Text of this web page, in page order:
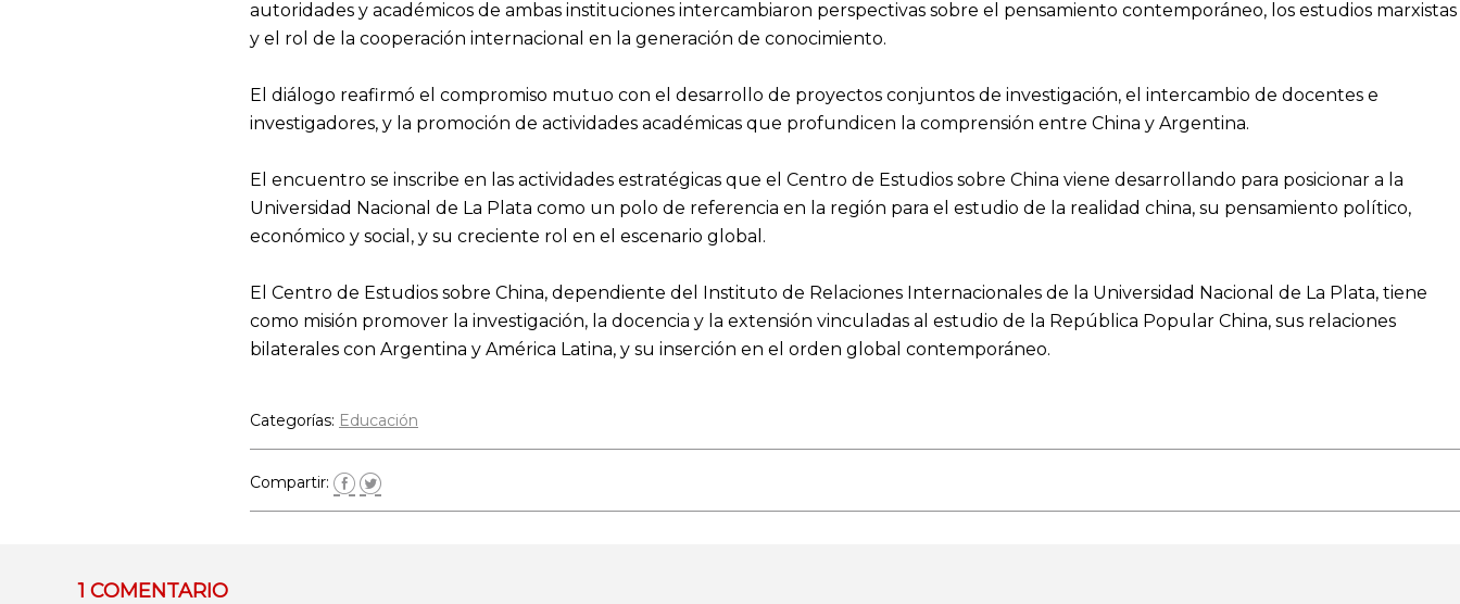
autoridades y académicos de ambas instituciones intercambiaron perspectivas sobre el pensamiento contemporáneo, los estudios marxistas
y el rol de la cooperación internacional en la generación de conocimiento.
El diálogo reafirmó el compromiso mutuo con el desarrollo de proyectos conjuntos de investigación, el intercambio de docentes e
investigadores, y la promoción de actividades académicas que profundicen la comprensión entre China y Argentina.
El encuentro se inscribe en las actividades estratégicas que el Centro de Estudios sobre China viene desarrollando para posicionar a la
Universidad Nacional de La Plata como un polo de referencia en la región para el estudio de la realidad china, su pensamiento político,
económico y social, y su creciente rol en el escenario global.
El Centro de Estudios sobre China, dependiente del Instituto de Relaciones Internacionales de la Universidad Nacional de La Plata, tiene
como misión promover la investigación, la docencia y la extensión vinculadas al estudio de la República Popular China, sus relaciones
bilaterales con Argentina y América Latina, y su inserción en el orden global contemporáneo.
Categorías: Educación
Compartir:
1 COMENTARIO